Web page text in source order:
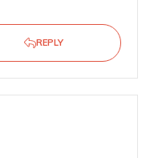
REPLY